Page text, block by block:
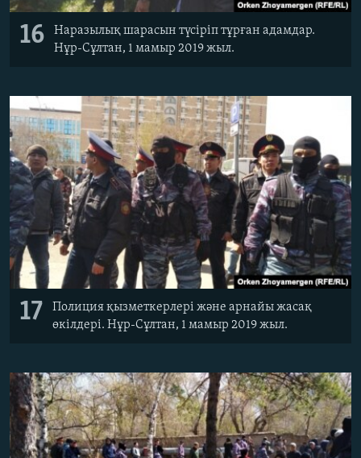
16
Наразылық шарасын түсіріп тұрған адамдар.
Нұр-Сұлтан, 1 мамыр 2019 жыл.
17
Полиция қызметкерлері және арнайы жасақ
өкілдері. Нұр-Сұлтан, 1 мамыр 2019 жыл.